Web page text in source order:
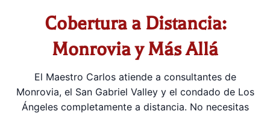
Cobertura a Distancia:
Monrovia y Más Allá
El Maestro Carlos atiende a consultantes de
Monrovia, el San Gabriel Valley y el condado de Los
Ángeles completamente a distancia. No necesitas